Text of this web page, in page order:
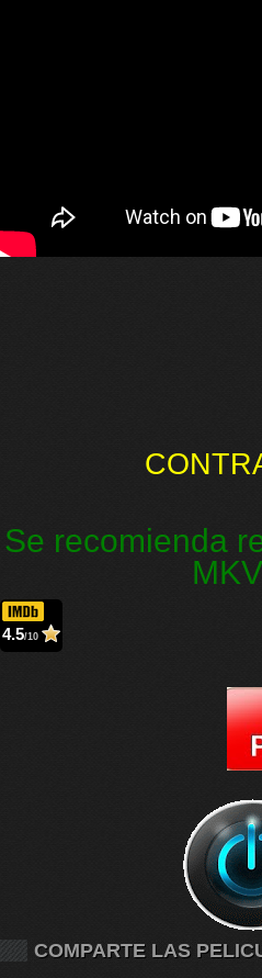
Se recomienda
4.5/10
COMPARTE LAS